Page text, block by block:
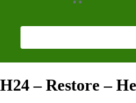
H24 – Restore –